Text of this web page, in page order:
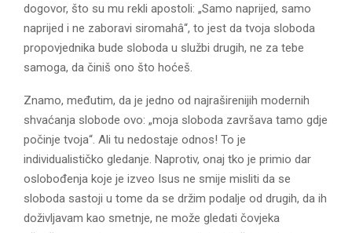
dogovor, što su mu rekli apostoli: „Samo naprijed, samo
naprijed i ne zaboravi siromahâ“, to jest da tvoja sloboda
propovjednika bude sloboda u službi drugih, ne za tebe
samoga, da činiš ono što hoćeš.
Znamo, međutim, da je jedno od najraširenijih modernih
shvaćanja slobode ovo: „moja sloboda završava tamo gdje
počinje tvoja“. Ali tu nedostaje odnos! To je
individualističko gledanje. Naprotiv, onaj tko je primio dar
oslobođenja koje je izveo Isus ne smije misliti da se
sloboda sastoji u tome da se držim podalje od drugih, da ih
doživljavam kao smetnje, ne može gledati čovjeka